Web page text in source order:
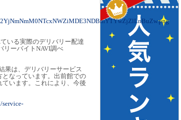
いる実際のデリバリー配達
リーバイトNAVI調べ
果は、デリバリーサービス
なっています。出前館での
います。これにより、今後
service-